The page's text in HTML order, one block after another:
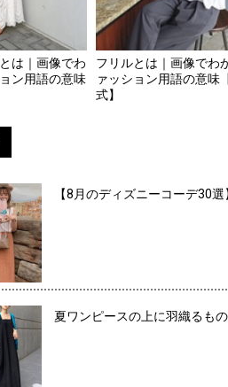
は｜画像でわ
ン用語の意味
フリルとは｜画像でわ
ァッション用語の意味
式】
【8月のディズニーコーデ30
夏ワンピースの上に羽織るも